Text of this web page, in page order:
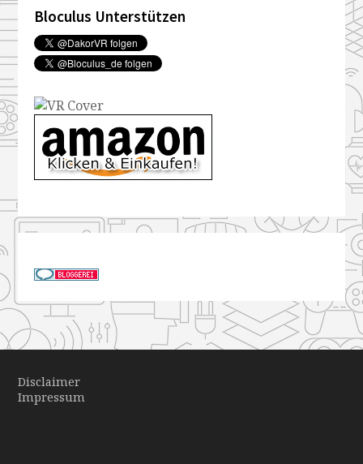
Bloculus Unterstützen
Disclaimer
Impressum